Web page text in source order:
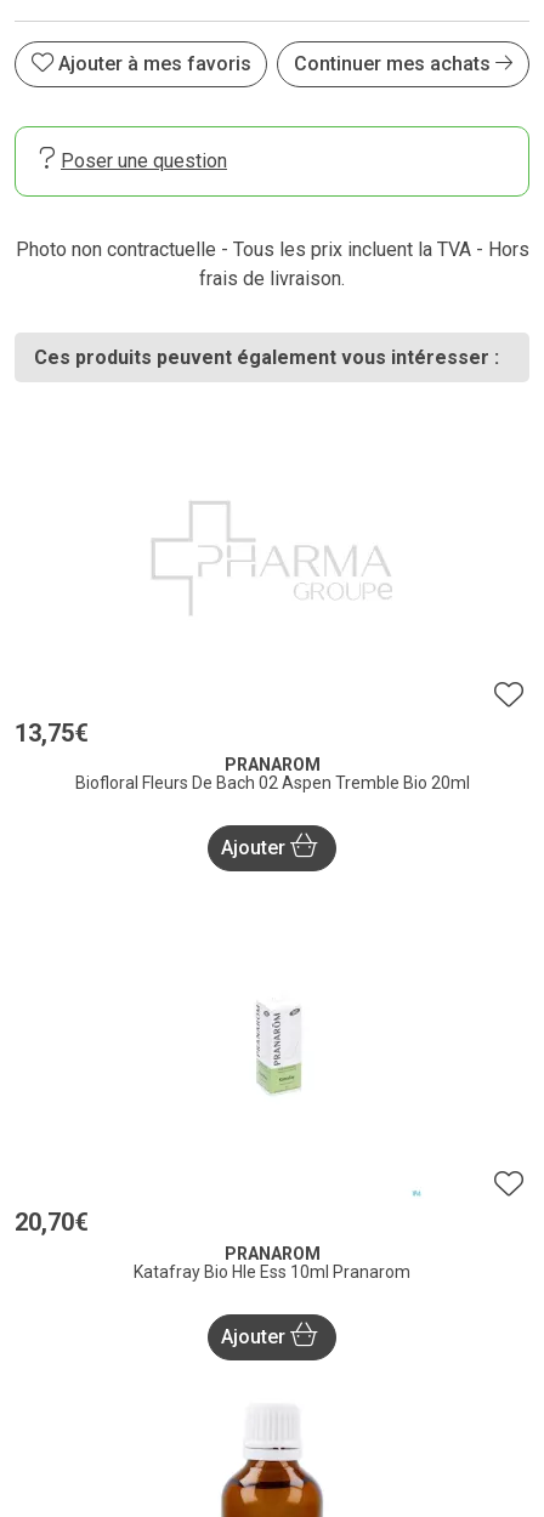
Ajouter à mes favoris Continuer mes achats
Poser une question
Photo non contractuelle - Tous les prix incluent la TVA - Hors
frais de livraison.
Ces produits peuvent également vous intéresser :
13,75€
PRANAROM
Biofloral Fleurs De Bach 02 Aspen Tremble Bio 20ml
Ajouter
20,70€
PRANAROM
Katafray Bio Hle Ess 10ml Pranarom
Ajouter